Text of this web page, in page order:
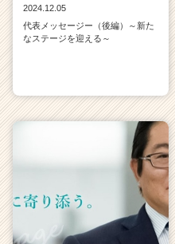
2024.12.05
代表メッセージー（後編）～新た
なステージを迎える～